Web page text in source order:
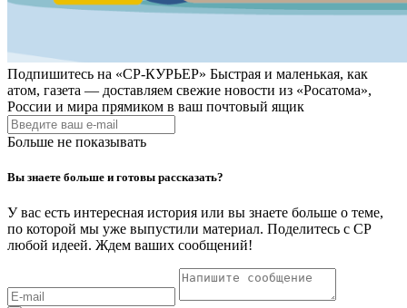
Подпишитесь на «СР-КУРЬЕР» Быстрая и маленькая, как
атом, газета — доставляем свежие новости из «Росатома»,
России и мира прямиком в ваш почтовый ящик
Больше не показывать
Вы знаете больше и готовы рассказать?
У вас есть интересная история или вы знаете больше о теме,
по которой мы уже выпустили материал. Поделитесь с СР
любой идеей. Ждем ваших сообщений!